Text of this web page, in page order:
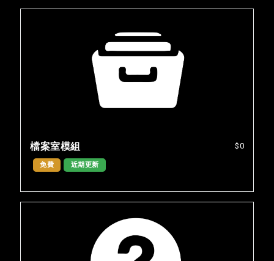
檔案室模組 $0
免費 近期更新